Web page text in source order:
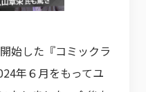
始した『コミックラ
年６月をもってユ